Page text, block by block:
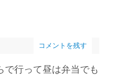
コメントを残す
行って昼は弁当でも